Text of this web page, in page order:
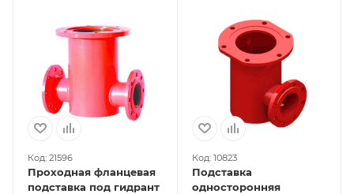
Код: 21596
Проходная фланцевая
подставка под гидрант
Код: 10823
Подставка
односторонняя